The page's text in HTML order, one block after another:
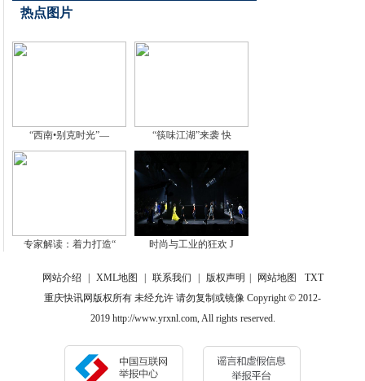
热点图片
“西南•别克时光”— “筷味江湖”来袭 快
专家解读：着力打造“ 时尚与工业的狂欢 J
网站介绍 XML地图 联系我们 版权声明 网站地图
TXT
重庆快讯网版权所有 未经允许 请勿复制或镜像 Copyright © 2012-
2019 http://www.yrxnl.com, All rights reserved.